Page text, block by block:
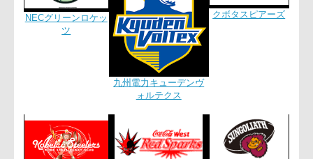
九州電力キューデンヴ
ォルテクス